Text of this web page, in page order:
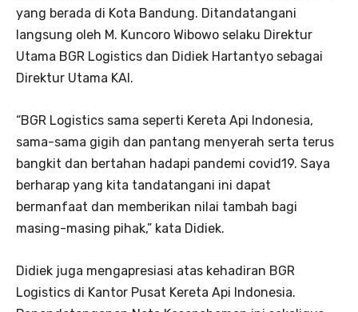
yang berada di Kota Bandung. Ditandatangani
langsung oleh M. Kuncoro Wibowo selaku Direktur
Utama BGR Logistics dan Didiek Hartantyo sebagai
Direktur Utama KAI.
“BGR Logistics sama seperti Kereta Api Indonesia,
sama-sama gigih dan pantang menyerah serta terus
bangkit dan bertahan hadapi pandemi covid19. Saya
berharap yang kita tandatangani ini dapat
bermanfaat dan memberikan nilai tambah bagi
masing-masing pihak,” kata Didiek.
Didiek juga mengapresiasi atas kehadiran BGR
Logistics di Kantor Pusat Kereta Api Indonesia.